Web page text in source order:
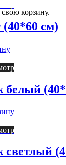
корзину.
(40*60 см)
белый
светлый